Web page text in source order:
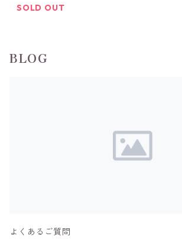
7g
SOLD OUT
BLOG
よくあるご質問